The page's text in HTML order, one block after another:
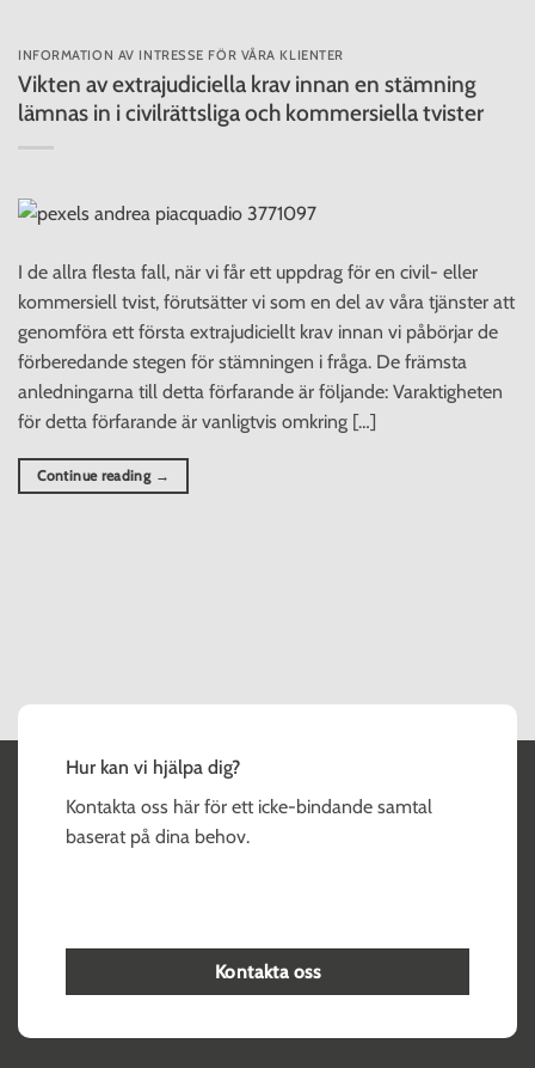
INFORMATION AV INTRESSE FÖR VÅRA KLIENTER
Vikten av extrajudiciella krav innan en stämning
lämnas in i civilrättsliga och kommersiella tvister
I de allra flesta fall, när vi får ett uppdrag för en civil- eller
kommersiell tvist, förutsätter vi som en del av våra tjänster att
genomföra ett första extrajudiciellt krav innan vi påbörjar de
förberedande stegen för stämningen i fråga. De främsta
anledningarna till detta förfarande är följande: Varaktigheten
för detta förfarande är vanligtvis omkring […]
Continue reading →
Hur kan vi hjälpa dig?
Kontakta oss här för ett icke-bindande samtal
baserat på dina behov.
Kontakta oss